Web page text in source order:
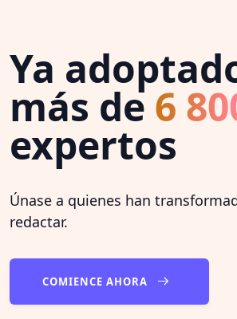
Ya
más de 6
expertos
Únase a quienes han
redactar.
COMIENCE AHORA